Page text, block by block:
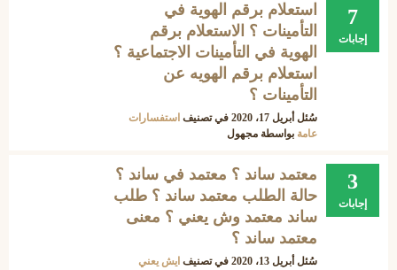
7
إجابات
استعلام برقم الهوية في
التأمينات ؟ الاستعلام برقم
الهوية في التأمينات الاجتماعية ؟
استعلام برقم الهويه عن
التأمينات ؟
سُئل أبريل 17، 2020 في تصنيف استفسارات
عامة بواسطة مجهول
3
إجابات
معتمد ساند ؟ معتمد في ساند ؟
حالة الطلب معتمد ساند ؟ طلب
ساند معتمد وش يعني ؟ معنى
معتمد ساند ؟
سُئل أبريل 13، 2020 في تصنيف ايش يعني